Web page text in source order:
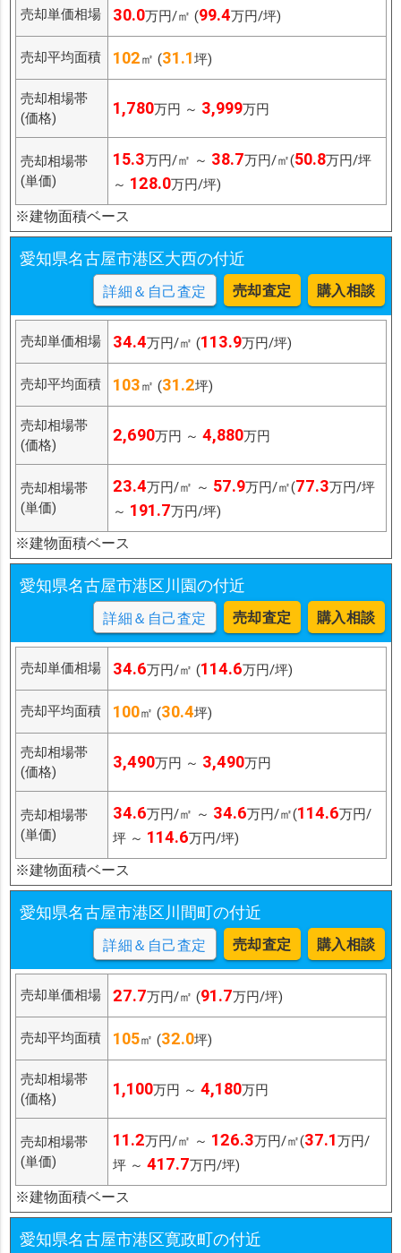
売却単価相場 30.0万円/㎡ (99.4万円/坪)
売却平均面積 102㎡ (31.1坪)
売却相場帯
(価格)
1,780万円 ～ 3,999万円
売却相場帯
(単価)
15.3万円/㎡ ～ 38.7万円/㎡(50.8万円/坪
～ 128.0万円/坪)
※建物面積ベース
愛知県名古屋市港区大西の付近
詳細＆自己査定 売却査定 購入相談
売却単価相場 34.4万円/㎡ (113.9万円/坪)
売却平均面積 103㎡ (31.2坪)
売却相場帯
(価格)
2,690万円 ～ 4,880万円
売却相場帯
(単価)
23.4万円/㎡ ～ 57.9万円/㎡(77.3万円/坪
～ 191.7万円/坪)
※建物面積ベース
愛知県名古屋市港区川園の付近
詳細＆自己査定 売却査定 購入相談
売却単価相場 34.6万円/㎡ (114.6万円/坪)
売却平均面積 100㎡ (30.4坪)
売却相場帯
(価格)
3,490万円 ～ 3,490万円
売却相場帯
(単価)
34.6万円/㎡ ～ 34.6万円/㎡(114.6万円/
坪 ～ 114.6万円/坪)
※建物面積ベース
愛知県名古屋市港区川間町の付近
詳細＆自己査定 売却査定 購入相談
売却単価相場 27.7万円/㎡ (91.7万円/坪)
売却平均面積 105㎡ (32.0坪)
売却相場帯
(価格)
1,100万円 ～ 4,180万円
売却相場帯
(単価)
11.2万円/㎡ ～ 126.3万円/㎡(37.1万円/
坪 ～ 417.7万円/坪)
※建物面積ベース
愛知県名古屋市港区寛政町の付近